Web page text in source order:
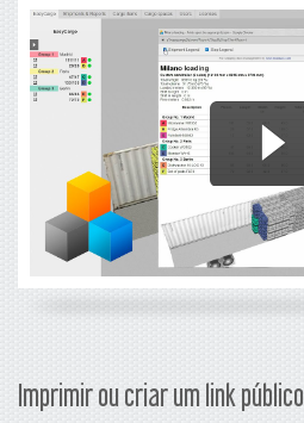
Imprimir ou criar um link público